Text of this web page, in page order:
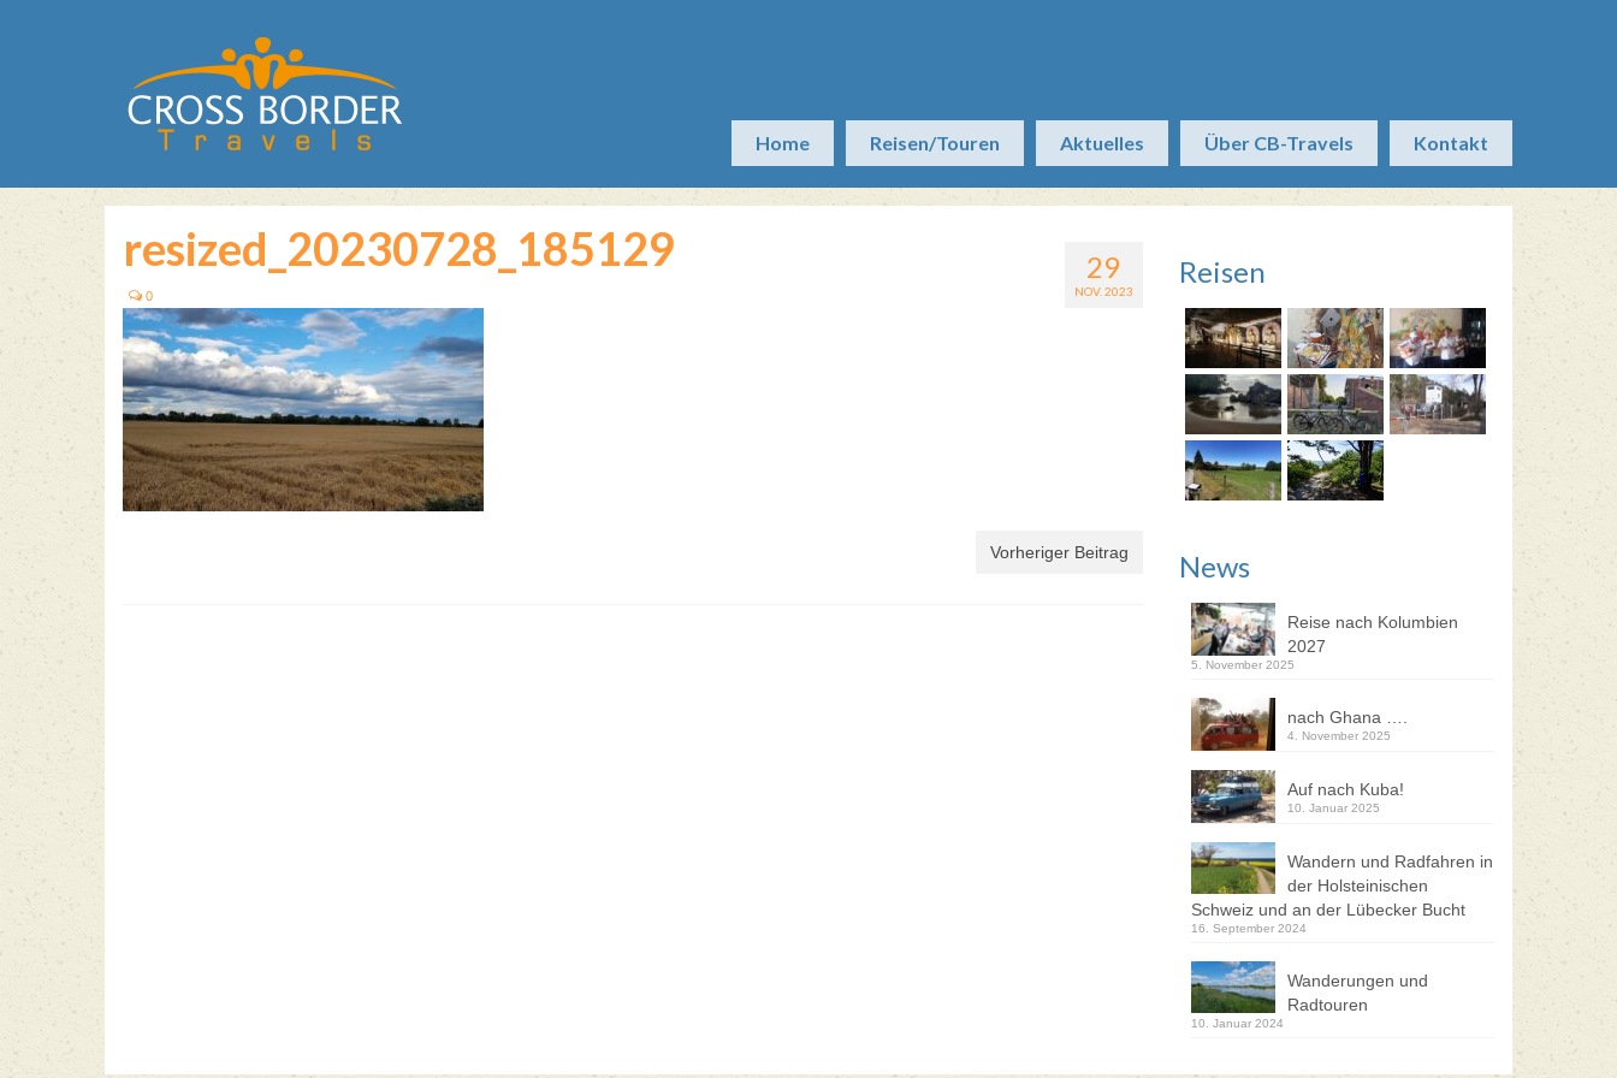
Home Reisen/Touren Aktuelles Über CB-Travels Kontakt
29
NOV. 2023
resized_20230728_185129
0
Vorheriger Beitrag
Reisen
News
Reise nach Kolumbien
2027
5. November 2025
nach Ghana ….
4. November 2025
Auf nach Kuba!
10. Januar 2025
Wandern und Radfahren in
der Holsteinischen
Schweiz und an der Lübecker Bucht
16. September 2024
Wanderungen und
Radtouren
10. Januar 2024